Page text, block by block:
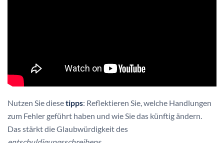
Nutzen Sie diesetipps: Reflektieren Sie, welche Handlungen
zum Fehler geführt haben und wie Sie das künftig ändern.
Das stärkt die Glaubwürdigkeit des